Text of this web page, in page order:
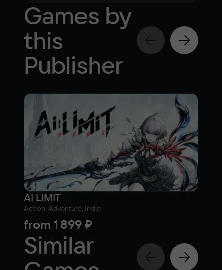
Games by
this
Publisher
AI LIMIT
Action, Adventure, Indie
from 1 899 ₽
Similar